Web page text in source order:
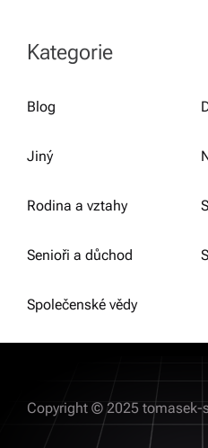
Kategorie
Blog
Jiný
Rodina a vztahy
Senioři a důchod
Společenské vědy
Copyright © 2025 tomasek-